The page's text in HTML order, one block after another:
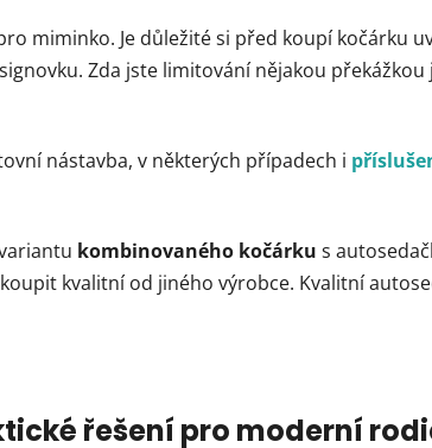
a
c
í
v
v
ý
p
v
á
n
miminko. Je důležité si před koupí kočárku
Zda jste limitování nějakou překážkou
nástavba, v některých případech i
kombinovaného kočárku s
kvalitní od jiného výrobce. Kvalitní
řešení pro moderní